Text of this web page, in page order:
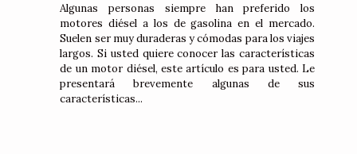
Algunas personas siempre han preferido los
motores diésel a los de gasolina en el mercado.
Suelen ser muy duraderas y cómodas para los viajes
largos. Si usted quiere conocer las características
de un motor diésel, este artículo es para usted. Le
presentará brevemente algunas de sus
características...